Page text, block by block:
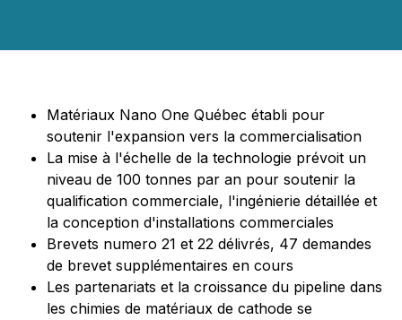
Matériaux Nano One Québec établi pour
soutenir l'expansion vers la commercialisation
La mise à l'échelle de la technologie prévoit un
niveau de 100 tonnes par an pour soutenir la
qualification commerciale, l'ingénierie détaillée et
la conception d'installations commerciales
Brevets numero 21 et 22 délivrés, 47 demandes
de brevet supplémentaires en cours
Les partenariats et la croissance du pipeline dans
les chimies de matériaux de cathode se